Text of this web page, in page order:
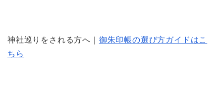
神社巡りをされる方へ｜ 御朱印帳の選び方ガイドはこ
ちら